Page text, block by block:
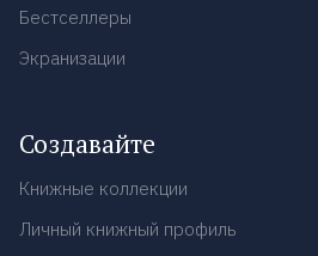
Бестселлеры
Экранизации
Создавайте
Книжные коллекции
Личный книжный профиль